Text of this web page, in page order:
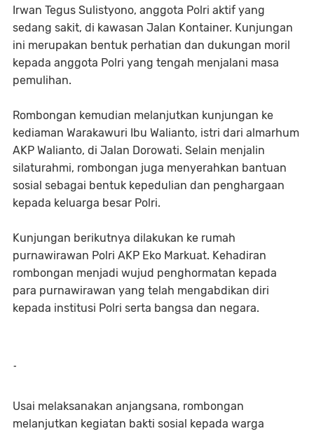
Irwan Tegus Sulistyono, anggota Polri aktif yang
sedang sakit, di kawasan Jalan Kontainer. Kunjungan
ini merupakan bentuk perhatian dan dukungan moril
kepada anggota Polri yang tengah menjalani masa
pemulihan.
Rombongan kemudian melanjutkan kunjungan ke
kediaman Warakawuri Ibu Walianto, istri dari almarhum
AKP Walianto, di Jalan Dorowati. Selain menjalin
silaturahmi, rombongan juga menyerahkan bantuan
sosial sebagai bentuk kepedulian dan penghargaan
kepada keluarga besar Polri.
Kunjungan berikutnya dilakukan ke rumah
purnawirawan Polri AKP Eko Markuat. Kehadiran
rombongan menjadi wujud penghormatan kepada
para purnawirawan yang telah mengabdikan diri
kepada institusi Polri serta bangsa dan negara.
-
Usai melaksanakan anjangsana, rombongan
melanjutkan kegiatan bakti sosial kepada warga